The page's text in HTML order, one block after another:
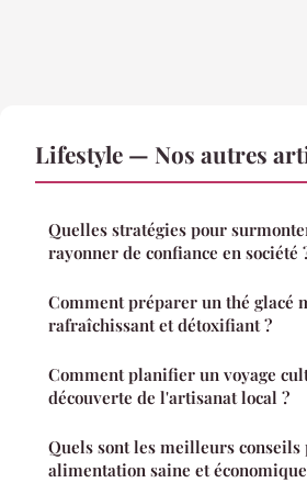
Lifestyle — Nos autres
Quelles stratégies pour
rayonner de confiance en société
Comment préparer un thé glacé
rafraîchissant et détoxifiant ?
Comment planifier un voyage
découverte de l'artisanat local ?
Quels sont les meilleurs conseils
alimentation saine et